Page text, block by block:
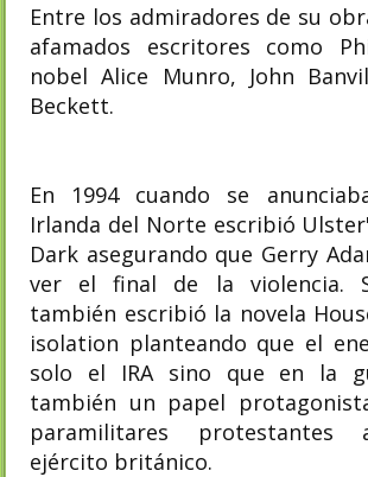
Entre los admiradores de su
afamados escritores como
nobel Alice Munro, John
Beckett.
En 1994 cuando se
Irlanda del Norte escribió
Dark asegurando que Gerry
ver el final de la violencia.​
también escribió la novela
isolation planteando que el
solo el IRA sino que en la
también un papel
paramilitares protestantes
ejército británico.